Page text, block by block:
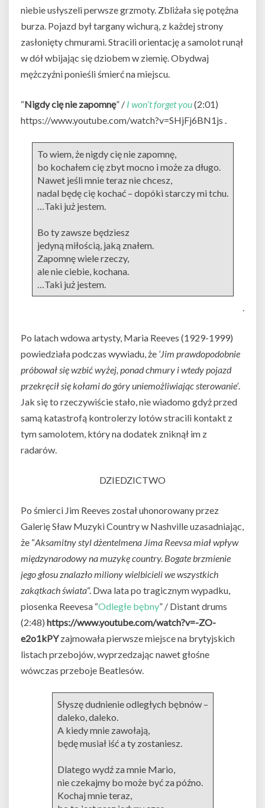
niebie usłyszeli perwsze grzmoty. Zbliżała się potężna
burza. Pojazd był targany wichurą, z każdej strony
zasłonięty chmurami. Stracili orientację a samolot runął
w dół wbijając się dziobem w ziemię. Obydwaj
mężczyźni ponieśli śmierć na miejscu.
“Nigdy cię nie zapomnę” / I won’t forget you(2:01)
https://www.youtube.com/watch?v=SHjFj6BN1js .
To wiem, że nigdy cię nie zapomnę,
bo kochałem cię zbyt mocno i może za długo.
Nawet jeśli mnie teraz nie chcesz,
nadal będę cię kochać – dopóki starczy mi tchu.
…Taki już jestem.
Bo ty zawsze będziesz
jedyną miłością, jaką znałem.
Zapomnę wiele rzeczy,
ale nie ciebie, kochana.
…Taki już jestem.
.
Po latach wdowa artysty, Maria Reeves (1929-1999)
powiedziała podczas wywiadu, że ‘Jim prawdopodobnie
próbował się wzbić wyżej, ponad chmury i wtedy pojazd
przekręcił się kołami do góry uniemożliwiając sterowanie’.
Jak się to rzeczywiście stało, nie wiadomo gdyż przed
samą katastrofą kontrolerzy lotów stracili kontakt z
tym samolotem, który na dodatek zniknął im z
radarów.
DZIEDZICTWO
Po śmierci Jim Reeves został uhonorowany przez
Galerię Sław Muzyki Country w Nashville uzasadniając,
że “Aksamitny styl dżentelmena Jima Reevsa miał wpływ
międzynarodowy na muzykę country. Bogate brzmienie
jego głosu znalazło miliony wielbicieli we wszystkich
zakątkach świata“. Dwa lata po tragicznym wypadku,
piosenka Reevesa “Odległe bębny” / Distant drums
(2:48) https://www.youtube.com/watch?v=-ZO-
e2o1kPYzajmowała pierwsze miejsce na brytyjskich
listach przebojów, wyprzedzając nawet głośne
wówczas przeboje Beatlesów.
Słyszę dudnienie odległych bębnów –
daleko, daleko.
A kiedy mnie zawołają,
będę musiał iść a ty zostaniesz.
Dlatego wydź za mnie Mario,
nie czekajmy bo może być za późno.
Kochaj mnie teraz,